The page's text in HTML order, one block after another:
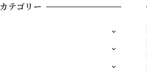
カテゴリー